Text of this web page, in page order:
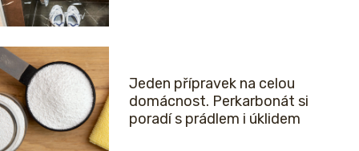
Jeden přípravek na celou
domácnost. Perkarbonát si
poradí s prádlem i úklidem